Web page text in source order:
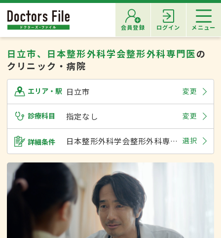
会員登録 ログイン メニュー
日立市、日本整形外科学会整形外科専門医の
クリニック・病院
エリア・駅 日立市 変更
診療科目 指定なし 変更
詳細条件 日本整形外科学会整形外科専門医 選択